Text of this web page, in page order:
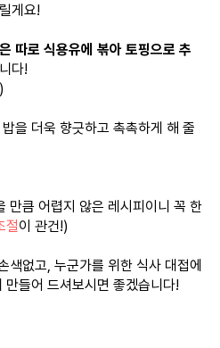
게요!
따로 식용유에 볶아 토핑으로 추
다!
을 더욱 향긋하고 촉촉하게 해 줄
만큼 어렵지 않은 레시피이니 꼭 한
절이 관건!)
색없고, 누군가를 위한 식사 대접에
들어 드셔보시면 좋겠습니다!